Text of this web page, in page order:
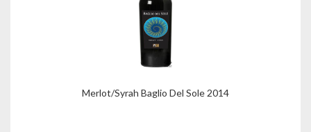
Merlot/Syrah Baglio Del Sole 2014